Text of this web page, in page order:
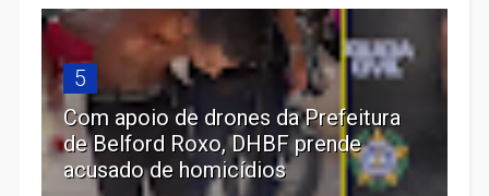
5
Com apoio de drones da Prefeitura
de Belford Roxo, DHBF prende
acusado de homicídios